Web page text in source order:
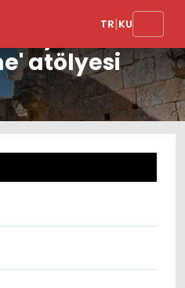
TR|KU
atölyesi